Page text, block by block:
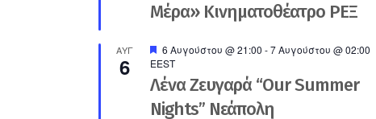
Μέρα» Κινηματοθέατρο ΡΕΞ
ΑΥΓ
6
Προτεινόμενο
6 Αυγούστου @ 21:00 -7 Αυγούστου @ 02:00
EEST
Λένα Ζευγαρά “Our Summer
Nights” Νεάπολη